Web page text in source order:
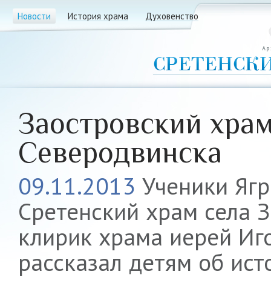
Новости История храма Духовенство
Заостровский
Северодвинска
09.11.2013 Ученики
Сретенский храм села
клирик храма иерей
рассказал детям об